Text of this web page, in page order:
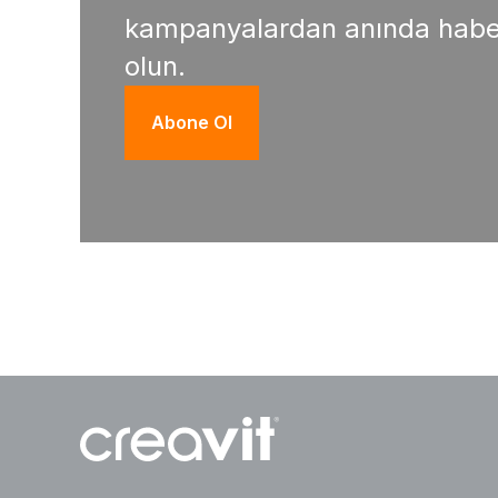
kampanyalardan anında
olun.
Abone Ol